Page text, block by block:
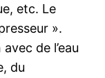
etc. Le
».
de l’eau
du